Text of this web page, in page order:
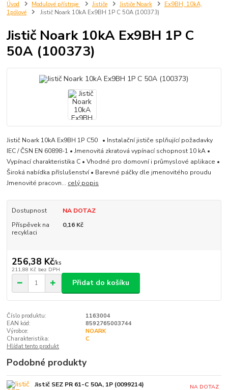
Úvod Modulové přístroje Jističe Jističe Noark
Ex9BH, 10kA,
1pólové
Jistič Noark 10kA Ex9BH 1P C 50A (100373)
Jistič Noark 10kA Ex9BH 1P C
50A (100373)
Jistič Noark 10kA Ex9BH 1P C50 • Instalační jističe splňující požadavky
IEC / ČSN EN 60898-1 • Jmenovitá zkratová vypínací schopnost 10 kA •
Vypínací charakteristika C • Vhodné pro domovní i průmyslové aplikace •
Široká nabídka příslušenství • Barevné páčky dle jmenovitého proudu
Jmenovité pracovn... celý popis
Dostupnost
NA DOTAZ
Příspěvek na
recyklaci
0,16 Kč
256,38 Kč/ks
211,88 Kč bez DPH
Přidat do košíku
Číslo produktu:
1163004
EAN kód:
8592765003744
Výrobce:
NOARK
Charakteristika:
C
Hlídat tento produkt
Podobné produkty
Jistič SEZ PR 61-C 50A, 1P (0099214)
NA DOTAZ